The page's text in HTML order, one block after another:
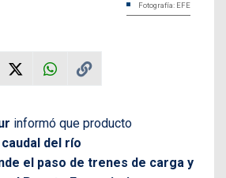
Fotografía: EFE
informó que producto
del río
el paso de trenes de carga y